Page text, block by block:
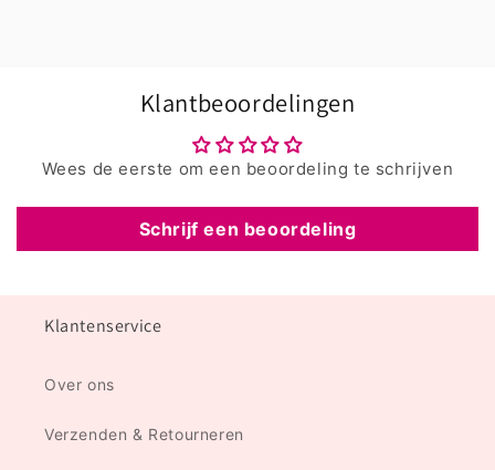
Klantbeoordelingen
Wees de eerste om een beoordeling te schrijven
Schrijf een beoordeling
Klantenservice
Over ons
Verzenden & Retourneren